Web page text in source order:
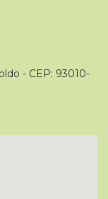
- CEP: 93010-